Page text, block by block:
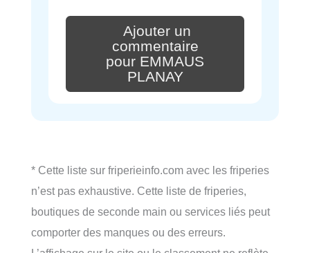
Ajouter un
commentaire
pour EMMAUS
PLANAY
* Cette liste sur friperieinfo.com avec les friperies
n’est pas exhaustive. Cette liste de friperies,
boutiques de seconde main ou services liés peut
comporter des manques ou des erreurs.